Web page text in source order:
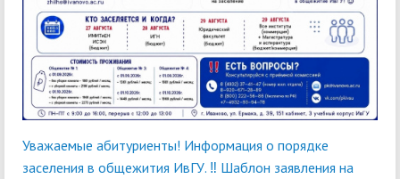
Уважаемые абитуриенты! Информация о порядке
заселения в общежития ИвГУ. ‼ Шаблон заявления на